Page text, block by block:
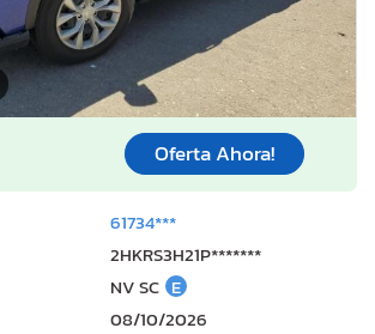
Oferta Ahora!
61734***
2HKRS3H21P*******
NV SC E
08/10/2026